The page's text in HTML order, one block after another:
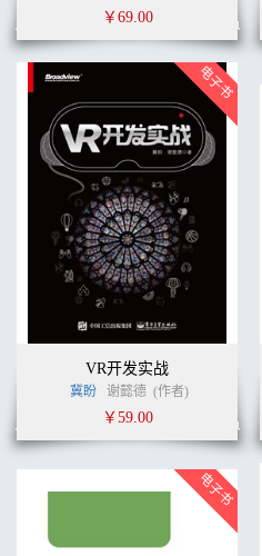
￥69.00
VR开发实战
冀盼 谢懿德 (作者)
￥59.00